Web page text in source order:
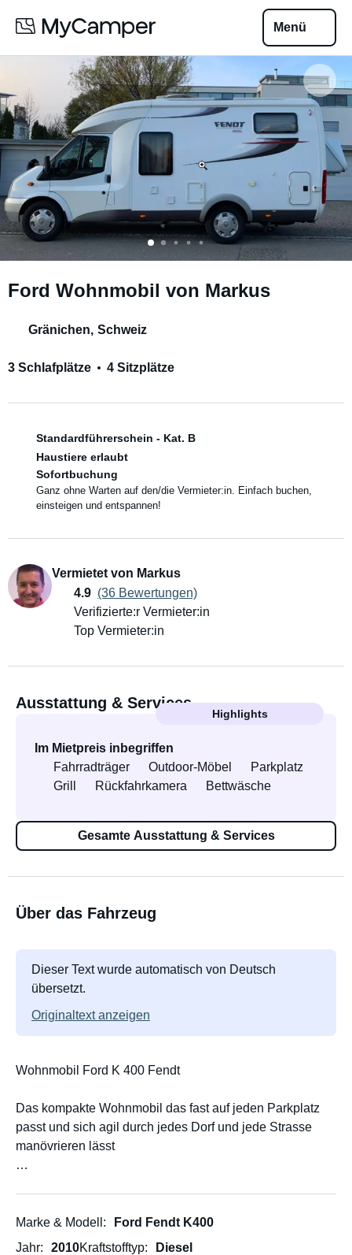
Menü
Ford Wohnmobil von Markus
Gränichen, Schweiz
3 Schlafplätze 4 Sitzplätze
Standardführerschein - Kat. B
Haustiere erlaubt
Sofortbuchung
Ganz ohne Warten auf den/die Vermieter:in. Einfach buchen,
einsteigen und entspannen!
Vermietet von Markus
4.9 (36 Bewertungen)
Verifizierte:r Vermieter:in
Top Vermieter:in
Ausstattung & Services
Highlights
Im Mietpreis inbegriffen
Fahrradträger
Outdoor-Möbel
Parkplatz
Grill
Rückfahrkamera Bettwäsche
Gesamte Ausstattung & Services
Über das Fahrzeug
Dieser Text wurde automatisch von Deutsch
übersetzt.
Originaltext anzeigen
Wohnmobil Ford K 400 Fendt
Das kompakte Wohnmobil das fast auf jeden Parkplatz
passt und sich agil durch jedes Dorf und jede Strasse
manövrieren lässt
- Klimaanlage im Fahrerhaus
- Führerschein Kat. B 3.5T
Marke & Modell
Ford Fendt K400
Jahr
2010Kraftstofftyp
Diesel